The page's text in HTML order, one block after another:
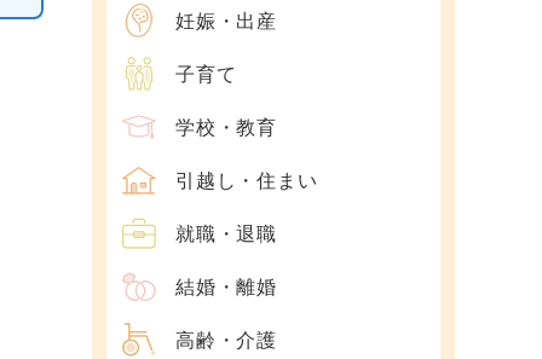
妊娠・出産
子育て
学校・教育
引越し・住まい
就職・退職
結婚・離婚
高齢・介護